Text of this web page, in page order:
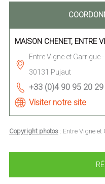
MAISON CHENET, ENTRE
Entre Vigne et Garrigue
30131 Pujaut
+33 (0)4 90 95 20 29
Visiter notre site
Copyright photos: Entre Vigne et